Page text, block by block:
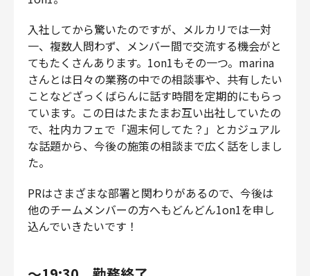
入社してから驚いたのですが、メルカリでは一対
一、複数人問わず、メンバー間で交流する機会がと
てもたくさんあります。1on1もその一つ。marina
さんとは日々の業務の中での相談事や、共有したい
ことなどざっくばらんに話す時間を定期的にもらっ
ています。この日はたまたまお互い出社していたの
で、社内カフェで「週末何してた？」とカジュアル
な話題から、今後の施策の相談まで広く話をしまし
た。
PRはさまざまな部署と関わりがあるので、今後は
他のチームメンバーの方へもどんどん1on1を申し
込んでいきたいです！